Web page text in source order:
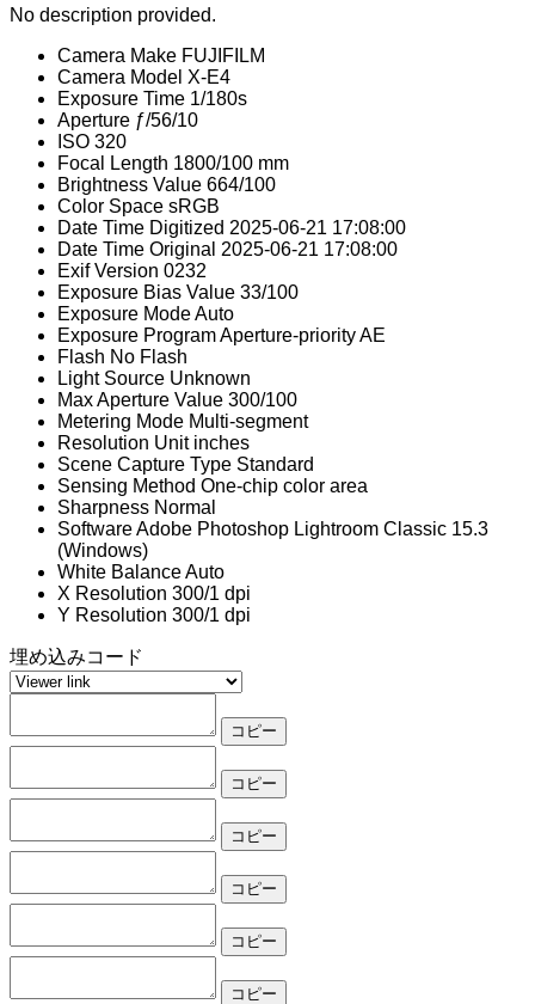
No description provided.
Camera Make FUJIFILM
Camera Model X-E4
Exposure Time 1/180s
Aperture ƒ/56/10
ISO 320
Focal Length 1800/100 mm
Brightness Value 664/100
Color Space sRGB
Date Time Digitized 2025-06-21 17:08:00
Date Time Original 2025-06-21 17:08:00
Exif Version 0232
Exposure Bias Value 33/100
Exposure ModeAuto
Exposure ProgramAperture-priority AE
Flash No Flash
Light Source Unknown
Max Aperture Value 300/100
Metering Mode Multi-segment
Resolution Unit inches
Scene Capture Type Standard
Sensing Method One-chip color area
Sharpness Normal
SoftwareAdobe Photoshop Lightroom Classic 15.3
(Windows)
White BalanceAuto
X Resolution 300/1 dpi
Y Resolution 300/1 dpi
埋め込みコード
コピー
コピー
コピー
コピー
コピー
コピー